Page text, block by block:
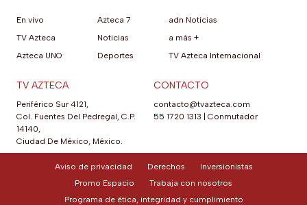
En vivo
TV Azteca
Azteca UNO
Azteca 7
Noticias
Deportes
adn Noticias
a más +
TV Azteca Internacional
TV AZTECA
Periférico Sur 4121,
Col. Fuentes Del Pedregal, C.P.
14140,
Ciudad De México, México.
CONTACTO
contacto@tvazteca.com
55 1720 1313
Conmutador
Aviso de privacidad Derechos
Inversionistas
Promo Espacio
Trabaja con nosotros
Programa de ética, integridad y cumplimiento